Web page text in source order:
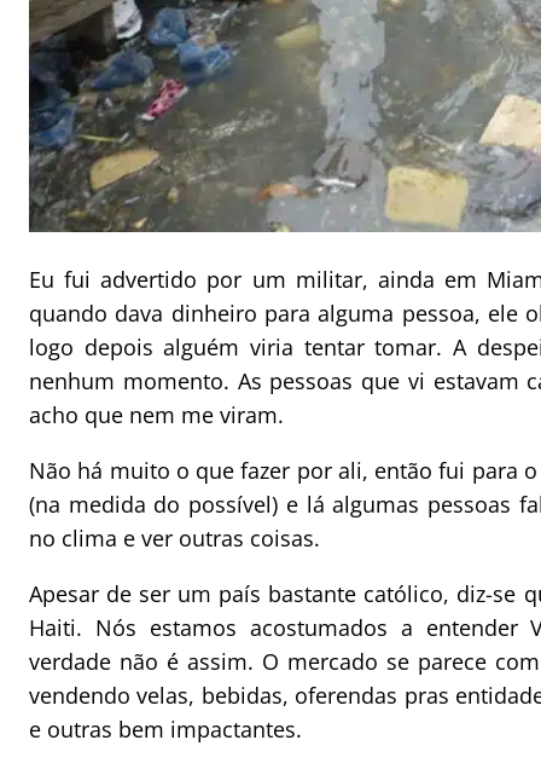
Eu fui advertido por um militar, ainda em
quando dava dinheiro para alguma pessoa, ele
logo depois alguém viria tentar tomar. A
nenhum momento. As pessoas que vi estavam
acho que nem me viram.
Não há muito o que fazer por ali, então fui para
(na medida do possível) e lá algumas pessoas
no clima e ver outras coisas.
Apesar de ser um país bastante católico, diz-se
Haiti. Nós estamos acostumados a
verdade não é assim. O mercado se parece
vendendo velas, bebidas, oferendas pras
e outras bem impactantes.